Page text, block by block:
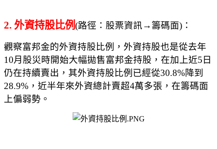
2. 外資持股比例(路徑：股票資訊→籌碼面) ：
觀察富邦金的外資持股比例，外資持股也是從去年
10月股災時開始大幅拋售富邦金持股，在加上近5 日
仍在持續賣出，其外資持股比例已經從30.8%降到
28.9% ，近半年來外資總計賣超4萬多張，在籌碼面
上偏弱勢。